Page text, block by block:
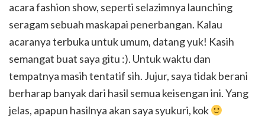
acara fashion show, seperti selazimnya launching
seragam sebuah maskapai penerbangan. Kalau
acaranya terbuka untuk umum, datang yuk! Kasih
semangat buat saya gitu :). Untuk waktu dan
tempatnya masih tentatif sih. Jujur, saya tidak berani
berharap banyak dari hasil semua keisengan ini. Yang
jelas, apapun hasilnya akan saya syukuri, kok